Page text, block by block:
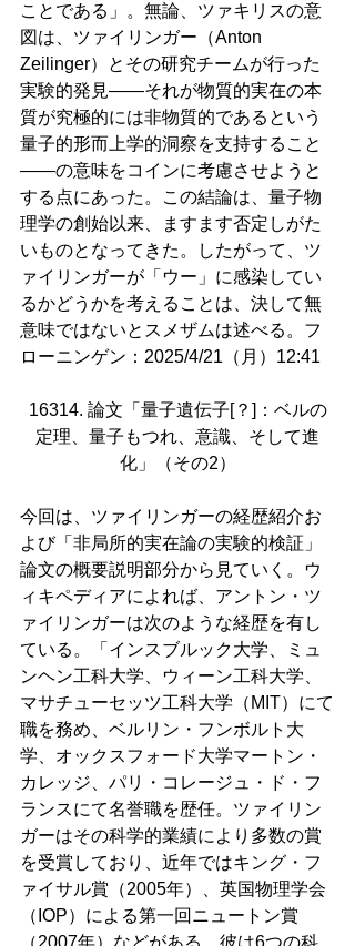
ことである」。無論、ツァキリスの意
図は、ツァイリンガー（Anton
Zeilinger）とその研究チームが行った
実験的発見――それが物質的実在の本
質が究極的には非物質的であるという
量子的形而上学的洞察を支持すること
――の意味をコインに考慮させようと
する点にあった。この結論は、量子物
理学の創始以来、ますます否定しがた
いものとなってきた。したがって、ツ
ァイリンガーが「ウー」に感染してい
るかどうかを考えることは、決して無
意味ではないとスメザムは述べる。フ
ローニンゲン：2025/4/21（月）12:41
16314. 論文「量子遺伝子[？]：ベルの
定理、量子もつれ、意識、そして進
化」（その2）
今回は、ツァイリンガーの経歴紹介お
よび「非局所的実在論の実験的検証」
論文の概要説明部分から見ていく。ウ
ィキペディアによれば、アントン・ツ
ァイリンガーは次のような経歴を有し
ている。「インスブルック大学、ミュ
ンヘン工科大学、ウィーン工科大学、
マサチューセッツ工科大学（MIT）にて
職を務め、ベルリン・フンボルト大
学、オックスフォード大学マートン・
カレッジ、パリ・コレージュ・ド・フ
ランスにて名誉職を歴任。ツァイリン
ガーはその科学的業績により多数の賞
を受賞しており、近年ではキング・フ
ァイサル賞（2005年）、英国物理学会
（IOP）による第一回ニュートン賞
（2007年）などがある。彼は6つの科